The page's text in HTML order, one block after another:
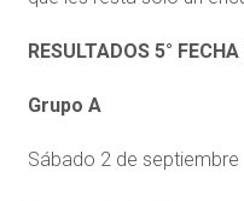
RESULTADOS 5°
Grupo A
Sábado 2 de septiembre